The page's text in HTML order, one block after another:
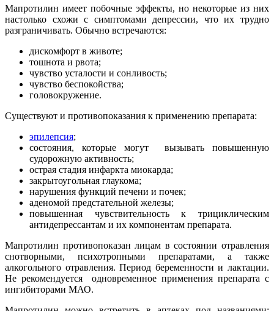
Мапротилин имеет побочные эффекты, но некоторые из них
настолько схожи с симптомами депрессии, что их трудно
разграничивать. Обычно встречаются:
дискомфорт в животе;
тошнота и рвота;
чувство усталости и сонливость;
чувство беспокойства;
головокружение.
Существуют и противопоказания к применению препарата:
эпилепсия;
состояния, которые могут вызывать повышенную
судорожную активность;
острая стадия инфаркта миокарда;
закрытоугольная глаукома;
нарушения функций печени и почек;
аденомой предстательной железы;
повышенная чувствительность к трициклическим
антидепрессантам и их компонентам препарата.
Мапротилин противопоказан лицам в состоянии отравления
снотворными, психотропными препаратами, а также
алкогольного отравления. Период беременности и лактации.
Не рекомендуется одновременное применения препарата с
ингибиторами МАО.